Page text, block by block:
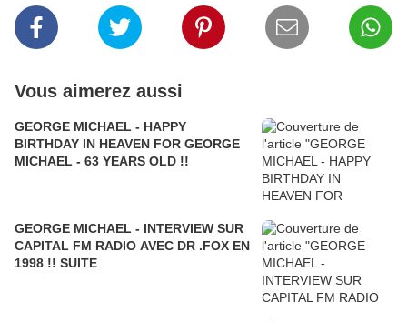
Vous aimerez aussi
GEORGE MICHAEL - HAPPY
BIRTHDAY IN HEAVEN FOR GEORGE
MICHAEL - 63 YEARS OLD !!
GEORGE MICHAEL - INTERVIEW SUR
CAPITAL FM RADIO AVEC DR .FOX EN
1998 !! SUITE